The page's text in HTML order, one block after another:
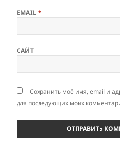
EMAIL*
САЙТ
Сохранить моё имя, email и
для последующих моих